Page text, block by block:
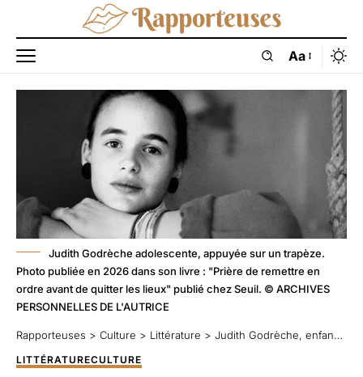
Aa
Judith Godrèche adolescente, appuyée sur un trapèze.
Photo publiée en 2026 dans son livre : "Prière de remettre en
ordre avant de quitter les lieux" publié chez Seuil. © ARCHIVES
PERSONNELLES DE L'AUTRICE
Rapporteuses > Culture > Littérature > Judith Godrèche, enfance volée, parole rendue
LITTÉRATURECULTURE